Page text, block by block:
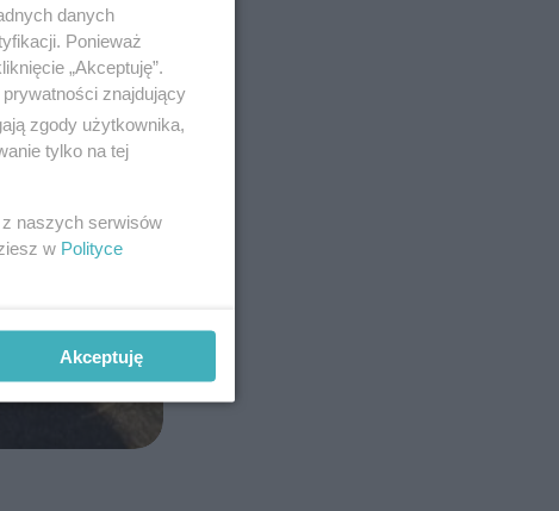
danych
Ponieważ
„Akceptuję”.
znajdujący
zgody użytkownika,
tylko na tej
naszych serwisów
w Polityce
Akceptuję